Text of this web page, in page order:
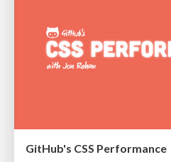
GitHub's CSS Performance